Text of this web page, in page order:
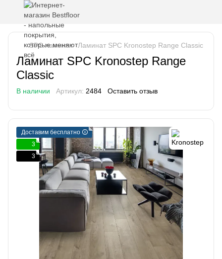
SPC ламинат Ламинат SPC Kronostep Range Classic
Ламинат SPC Kronostep Range
Classic
В наличии Артикул: 2484 Оставить отзыв
Доставим бесплатно 🛈
3
3